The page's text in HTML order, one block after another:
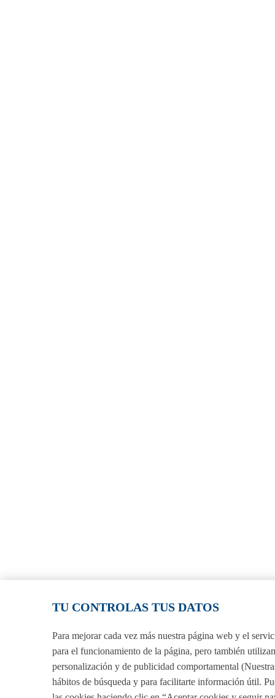
TU CONTROLAS TUS DATOS
Para mejorar cada vez más nuestra página web y el
para el funcionamiento de la página, pero también
personalización y de publicidad comportamental
hábitos de búsqueda y para facilitarte información útil.